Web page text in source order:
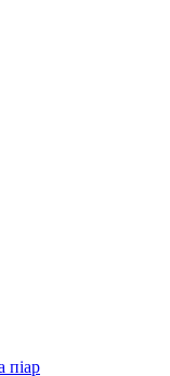
піар